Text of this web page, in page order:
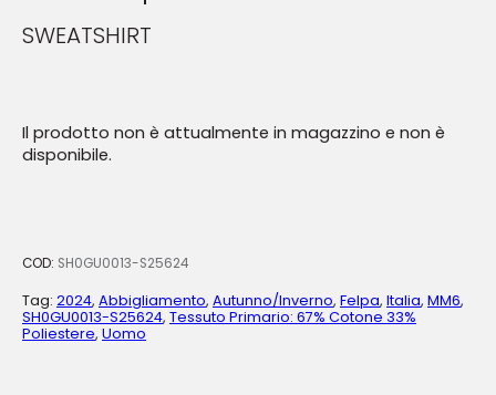
SWEATSHIRT
Il prodotto non è attualmente in magazzino e non è
disponibile.
COD: SH0GU0013-S25624
Tag: 2024, Abbigliamento, Autunno/Inverno, Felpa, Italia, MM6,
SH0GU0013-S25624, Tessuto Primario: 67% Cotone 33%
Poliestere, Uomo